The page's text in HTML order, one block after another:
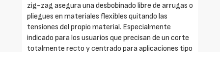
zig-zag asegura una desbobinado libre de arrugas o
pliegues en materiales flexibles quitando las
tensiones del propio material. Especialmente
indicado para los usuarios que precisan de un corte
totalmente recto y centrado para aplicaciones tipo